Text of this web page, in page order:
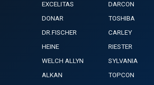
EXCELITAS
DARCON
DONAR
TOSHIBA
DR.FISCHER
CARLEY
HEINE
RIESTER
WELCH ALLYN
SYLVANIA
ALKAN
TOPCON